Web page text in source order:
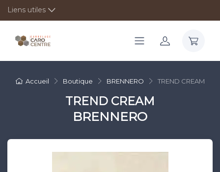
Liens utiles
Accueil Boutique BRENNERO TREND CREAM
TREND CREAM
BRENNERO